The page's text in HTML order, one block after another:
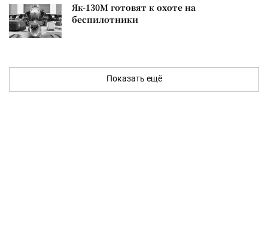
Як-130М готовят к охоте на
беспилотники
Показать ещё